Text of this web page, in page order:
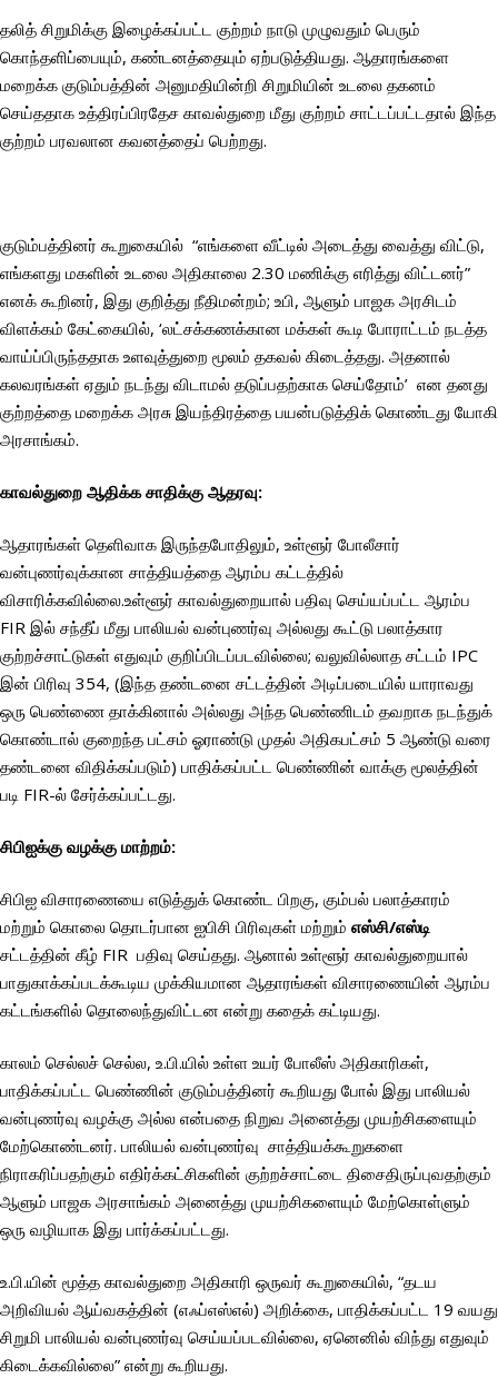
தலித் சிறுமிக்கு இழைக்கப்பட்ட குற்றம் நாடு முழுவதும் பெரும்
கொந்தளிப்பையும், கண்டனத்தையும் ஏற்படுத்தியது. ஆதாரங்களை
மறைக்க குடும்பத்தின் அனுமதியின்றி சிறுமியின் உடலை தகனம்
செய்ததாக உத்திரப்பிரதேச காவல்துறை மீது குற்றம் சாட்டப்பட்டதால் இந்த
குற்றம் பரவலான கவனத்தைப் பெற்றது.
குடும்பத்தினர் கூறுகையில் “எங்களை வீட்டில் அடைத்து வைத்து விட்டு,
எங்களது மகளின் உடலை அதிகாலை 2.30 மணிக்கு எரித்து விட்டனர்”
எனக் கூறினர், இது குறித்து நீதிமன்றம்; உபி, ஆளும் பாஜக அரசிடம்
விளக்கம் கேட்கையில், ‘லட்சக்கணக்கான மக்கள் கூடி போராட்டம் நடத்த
வாய்ப்பிருந்ததாக உளவுத்துறை மூலம் தகவல் கிடைத்தது. அதனால்
கலவரங்கள் ஏதும் நடந்து விடாமல் தடுப்பதற்காக செய்தோம்’ என தனது
குற்றத்தை மறைக்க அரசு இயந்திரத்தை பயன்படுத்திக் கொண்டது யோகி
அரசாங்கம்.
காவல்துறை ஆதிக்க சாதிக்கு ஆதரவு:
ஆதாரங்கள் தெளிவாக இருந்தபோதிலும், உள்ளூர் போலீசார்
வன்புணர்வுக்கான சாத்தியத்தை ஆரம்ப கட்டத்தில்
விசாரிக்கவில்லை.உள்ளூர் காவல்துறையால் பதிவு செய்யப்பட்ட ஆரம்ப
FIR இல் சந்தீப் மீது பாலியல் வன்புணர்வு அல்லது கூட்டு பலாத்கார
குற்றச்சாட்டுகள் எதுவும் குறிப்பிடப்படவில்லை; வலுவில்லாத சட்டம் IPC
இன் பிரிவு 354, (இந்த தண்டனை சட்டத்தின் அடிப்படையில் யாராவது
ஒரு பெண்ணை தாக்கினால் அல்லது அந்த பெண்ணிடம் தவறாக நடந்துக்
கொண்டால் குறைந்த பட்சம் ஓராண்டு முதல் அதிகபட்சம் 5 ஆண்டு வரை
தண்டனை விதிக்கப்படும்) பாதிக்கப்பட்ட பெண்ணின் வாக்கு மூலத்தின்
படி FIR-ல் சேர்க்கப்பட்டது.
சிபிஐக்கு வழக்கு மாற்றம்:
சிபிஐ விசாரணையை எடுத்துக் கொண்ட பிறகு, கும்பல் பலாத்காரம்
மற்றும் கொலை தொடர்பான ஐபிசி பிரிவுகள் மற்றும் எஸ்சி/எஸ்டி
சட்டத்தின் கீழ் FIR பதிவு செய்தது. ஆனால் உள்ளூர் காவல்துறையால்
பாதுகாக்கப்படக்கூடிய முக்கியமான ஆதாரங்கள் விசாரணையின் ஆரம்ப
கட்டங்களில் தொலைந்துவிட்டன என்று கதைக் கட்டியது.
காலம் செல்லச் செல்ல, உ.பி.யில் உள்ள உயர் போலீஸ் அதிகாரிகள்,
பாதிக்கப்பட்ட பெண்ணின் குடும்பத்தினர் கூறியது போல் இது பாலியல்
வன்புணர்வு வழக்கு அல்ல என்பதை நிறுவ அனைத்து முயற்சிகளையும்
மேற்கொண்டனர். பாலியல் வன்புணர்வு சாத்தியக்கூறுகளை
நிராகரிப்பதற்கும் எதிர்க்கட்சிகளின் குற்றச்சாட்டை திசைதிருப்புவதற்கும்
ஆளும் பாஜக அரசாங்கம் அனைத்து முயற்சிகளையும் மேற்கொள்ளும்
ஒரு வழியாக இது பார்க்கப்பட்டது.
உ.பி.யின் மூத்த காவல்துறை அதிகாரி ஒருவர் கூறுகையில், “தடய
அறிவியல் ஆய்வகத்தின் (எஃப்எஸ்எல்) அறிக்கை, பாதிக்கப்பட்ட 19 வயது
சிறுமி பாலியல் வன்புணர்வு செய்யப்படவில்லை, ஏனெனில் விந்து எதுவும்
கிடைக்கவில்லை” என்று கூறியது.